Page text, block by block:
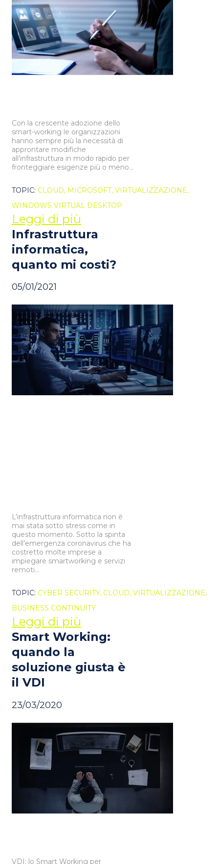
Con la crescente adozione dello
smart-working le organizzazioni
hanno sempre più la necessità di
approntare modifiche
all’infrastruttura in modo rapido per
fronteggiare esigenze più o meno...
TOPIC: CLOUD, MICROSOFT, VIRTUALIZZAZIONE,
WINDOWS VIRTUAL DESKTOP
Leggi di più
Infrastruttura
informatica,
quanto mi costi?
05/01/2021
L’infrastruttura informatica non è
mai stata sotto stress come in
questo momento. Sotto la spinta
dell’emergenza coronavirus che ha
costretto molte imprese a
impiegare smartworking e servizi
remoti...
TOPIC: CYBER SECURITY, CLOUD, VIRTUALIZZAZIONE,
BUSINESS CONTINUITY
Leggi di più
Smart Working:
quando la
soluzione giusta è
il VDI
23/03/2020
VDI: lo Smart Working per